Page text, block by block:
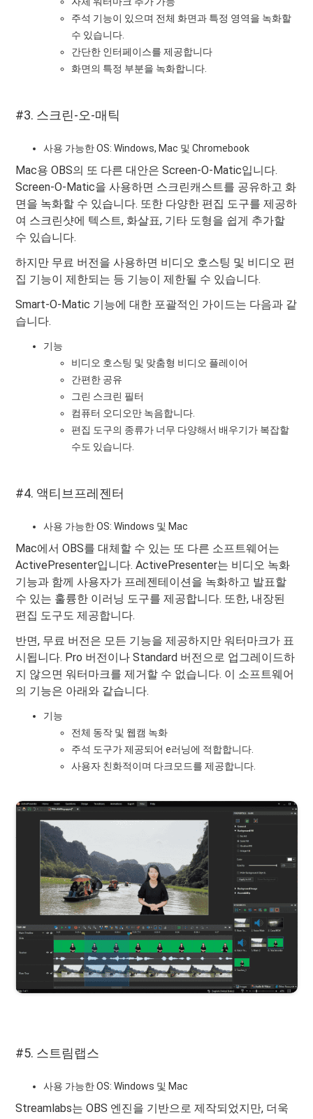
주석 기능이 있으며 전체 화면과 특정 영역을 녹화할
수 있습니다.
간단한 인터페이스를 제공합니다
화면의 특정 부분을 녹화합니다.
#3. 스크린-오-매틱
사용 가능한 OS: Windows, Mac 및 Chromebook
Mac용 OBS의 또 다른 대안은 Screen-O-Matic입니다.
Screen-O-Matic을 사용하면 스크린캐스트를 공유하고 화
면을 녹화할 수 있습니다. 또한 다양한 편집 도구를 제공하
여 스크린샷에 텍스트, 화살표, 기타 도형을 쉽게 추가할
수 있습니다.
하지만 무료 버전을 사용하면 비디오 호스팅 및 비디오 편
집 기능이 제한되는 등 기능이 제한될 수 있습니다.
Smart-O-Matic 기능에 대한 포괄적인 가이드는 다음과 같
습니다.
기능
비디오 호스팅 및 맞춤형 비디오 플레이어
간편한 공유
그린 스크린 필터
컴퓨터 오디오만 녹음합니다.
편집 도구의 종류가 너무 다양해서 배우기가 복잡할
수도 있습니다.
#4. 액티브프레젠터
사용 가능한 OS: Windows 및 Mac
Mac에서 OBS를 대체할 수 있는 또 다른 소프트웨어는
ActivePresenter입니다. ActivePresenter는 비디오 녹화
기능과 함께 사용자가 프레젠테이션을 녹화하고 발표할
수 있는 훌륭한 이러닝 도구를 제공합니다. 또한, 내장된
편집 도구도 제공합니다.
반면, 무료 버전은 모든 기능을 제공하지만 워터마크가 표
시됩니다. Pro 버전이나 Standard 버전으로 업그레이드하
지 않으면 워터마크를 제거할 수 없습니다. 이 소프트웨어
의 기능은 아래와 같습니다.
기능
전체 동작 및 웹캠 녹화
주석 도구가 제공되어 e러닝에 적합합니다.
사용자 친화적이며 다크모드를 제공합니다.
#5. 스트림랩스
사용 가능한 OS: Windows 및 Mac
Streamlabs는 OBS 엔진을 기반으로 제작되었지만, 더욱